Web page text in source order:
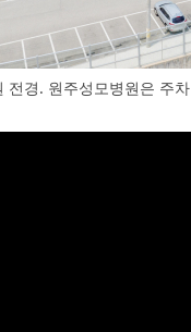
전경. 원주성모병원은 주